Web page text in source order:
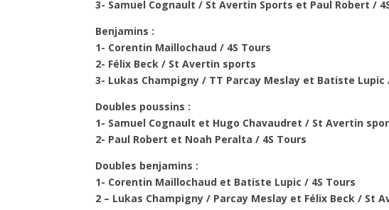
3- Samuel Cognault / St Avertin Sports et Paul Robert /
Benjamins :
1- Corentin Maillochaud / 4S Tours
2- Félix Beck / St Avertin sports
3- Lukas Champigny / TT Parcay Meslay et Batiste Lupic
Doubles poussins :
1- Samuel Cognault et Hugo Chavaudret / St Avertin
2- Paul Robert et Noah Peralta / 4S Tours
Doubles benjamins :
1- Corentin Maillochaud et Batiste Lupic / 4S Tours
2 – Lukas Champigny / Parcay Meslay et Félix Beck / St